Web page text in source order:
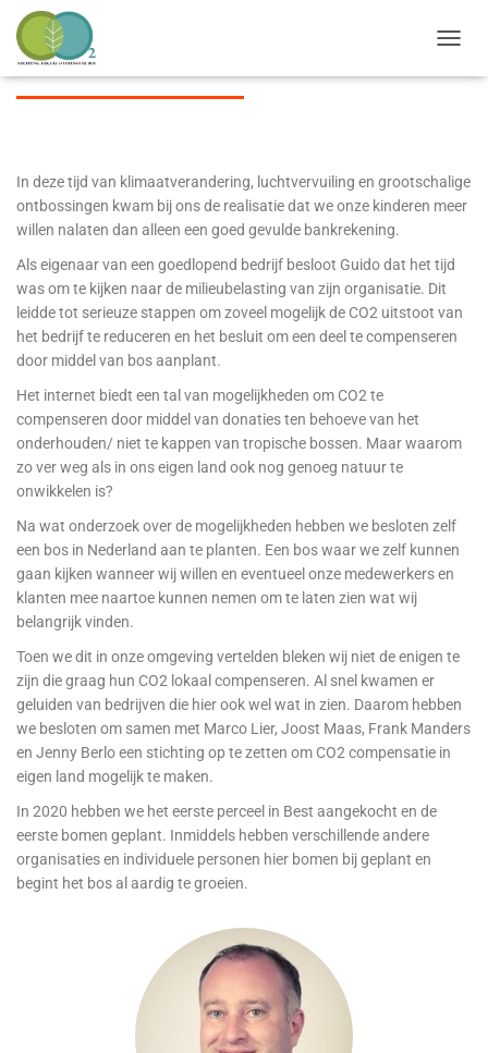
OVER ONS
In deze tijd van klimaatverandering, luchtvervuiling en grootschalige
ontbossingen kwam bij ons de realisatie dat we onze kinderen meer
willen nalaten dan alleen een goed gevulde bankrekening.
Als eigenaar van een goedlopend bedrijf besloot Guido dat het tijd
was om te kijken naar de milieubelasting van zijn organisatie. Dit
leidde tot serieuze stappen om zoveel mogelijk de CO2 uitstoot van
het bedrijf te reduceren en het besluit om een deel te compenseren
door middel van bos aanplant.
Het internet biedt een tal van mogelijkheden om CO2 te
compenseren door middel van donaties ten behoeve van het
onderhouden/ niet te kappen van tropische bossen. Maar waarom
zo ver weg als in ons eigen land ook nog genoeg natuur te
onwikkelen is?
Na wat onderzoek over de mogelijkheden hebben we besloten zelf
een bos in Nederland aan te planten. Een bos waar we zelf kunnen
gaan kijken wanneer wij willen en eventueel onze medewerkers en
klanten mee naartoe kunnen nemen om te laten zien wat wij
belangrijk vinden.
Toen we dit in onze omgeving vertelden bleken wij niet de enigen te
zijn die graag hun CO2 lokaal compenseren. Al snel kwamen er
geluiden van bedrijven die hier ook wel wat in zien. Daarom hebben
we besloten om samen met Marco Lier, Joost Maas, Frank Manders
en Jenny Berlo een stichting op te zetten om CO2 compensatie in
eigen land mogelijk te maken.
In 2020 hebben we het eerste perceel in Best aangekocht en de
eerste bomen geplant. Inmiddels hebben verschillende andere
organisaties en individuele personen hier bomen bij geplant en
begint het bos al aardig te groeien.